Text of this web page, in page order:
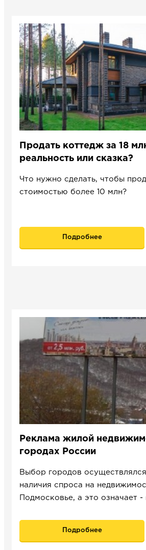
Продать коттедж за 18
реальность или сказка?
Что нужно сделать, чтобы
стоимостью более 10 млн?
Подробнее
Реклама жилой
городах России
Выбор городов
наличия спроса на
Подмосковье, а это означает -
непростым климатом.
Подробнее